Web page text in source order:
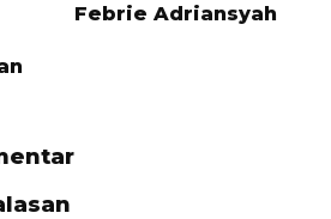
Febrie Adriansyah